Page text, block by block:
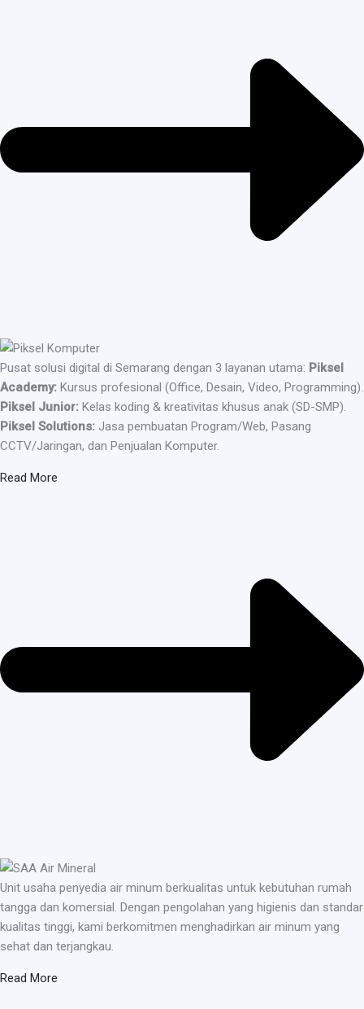
Pusat solusi digital di Semarang dengan 3 layanan utama: Piksel
Academy: Kursus profesional (Office, Desain, Video, Programming).
Piksel Junior: Kelas koding & kreativitas khusus anak (SD-SMP).
Piksel Solutions: Jasa pembuatan Program/Web, Pasang
CCTV/Jaringan, dan Penjualan Komputer.
Read More
Unit usaha penyedia air minum berkualitas untuk kebutuhan rumah
tangga dan komersial. Dengan pengolahan yang higienis dan standar
kualitas tinggi, kami berkomitmen menghadirkan air minum yang
sehat dan terjangkau.
Read More